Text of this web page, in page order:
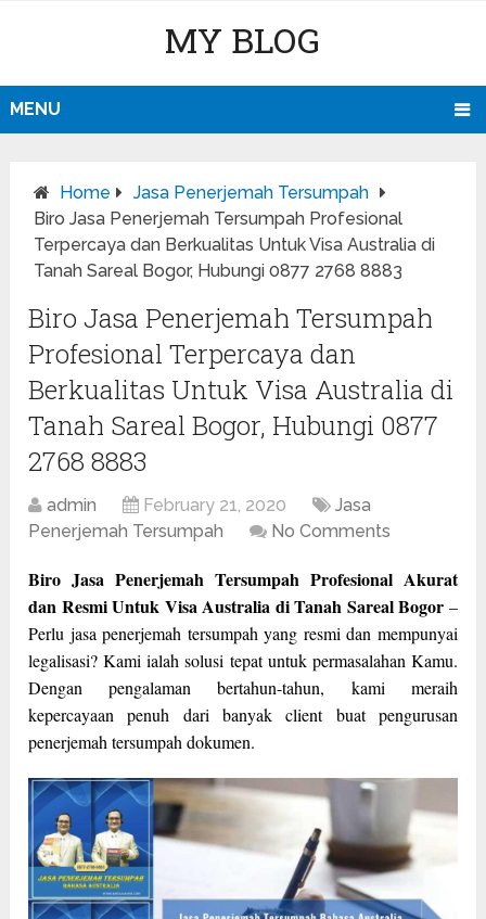
MY BLOG
MENU
Home
Jasa Penerjemah Tersumpah
Biro Jasa Penerjemah Tersumpah Profesional
Terpercaya dan Berkualitas Untuk Visa Australia di
Tanah Sareal Bogor, Hubungi 0877 2768 8883
Biro Jasa Penerjemah Tersumpah
Profesional Terpercaya dan
Berkualitas Untuk Visa Australia di
Tanah Sareal Bogor, Hubungi 0877
2768 8883
admin February 21, 2020
Jasa
Penerjemah Tersumpah
No Comments
Biro Jasa Penerjemah Tersumpah Profesional Akurat
dan Resmi Untuk Visa Australia di Tanah Sareal Bogor –
Perlu jasa penerjemah tersumpah yang resmi dan mempunyai
legalisasi? Kami ialah solusi tepat untuk permasalahan Kamu.
Dengan pengalaman bertahun-tahun, kami meraih
kepercayaan penuh dari banyak client buat pengurusan
penerjemah tersumpah dokumen.